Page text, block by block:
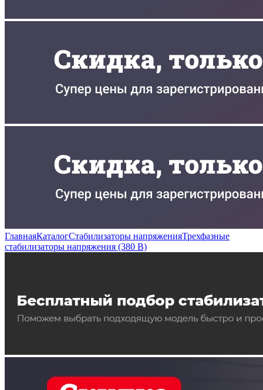
ГлавнаяКаталогСтабилизаторы напряженияТрехфазные
стабилизаторы напряжения (380 В)